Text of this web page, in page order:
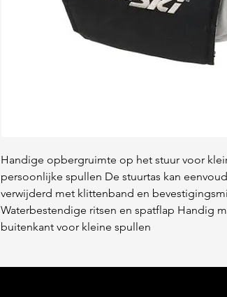
Handige opbergruimte op het stuur voor
persoonlijke spullen De stuurtas kan
verwijderd met klittenband en
Waterbestendige ritsen en spatflap Handig
buitenkant voor kleine spullen